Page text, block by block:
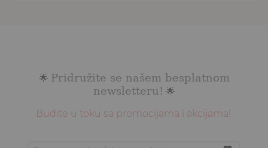
🌟 Pridružite se našem besplatnom
newsletteru! 🌟
Budite u toku sa promocijama i akcijama!